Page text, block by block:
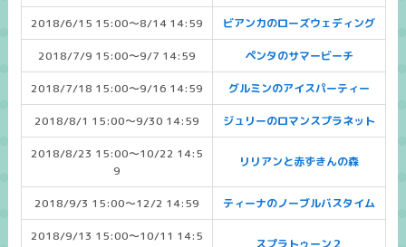
2018/6/15 15:00～8/14 14:59 ビアンカのローズウェディング
2018/7/9 15:00～9/7 14:59 ペンタのサマービーチ
2018/7/18 15:00～9/16 14:59 グルミンのアイスパーティー
2018/8/1 15:00～9/30 14:59 ジュリーのロマンスプラネット
2018/8/23 15:00～10/22 14:5
9
リリアンと赤ずきんの森
2018/9/3 15:00～12/2 14:59 ティーナのノーブルバスタイム
2018/9/13 15:00～10/11 14:5